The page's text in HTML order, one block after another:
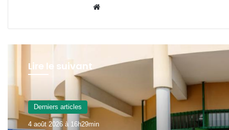
Lire le suivant
A La Une
4 août 2026 à 9h55min